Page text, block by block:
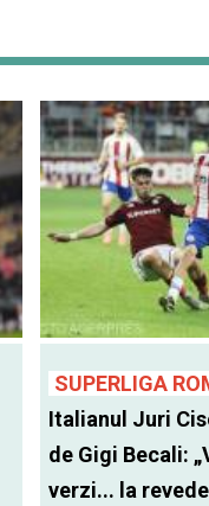
SUPERLIGA
Italianul Juri
de Gigi Becali:
verzi... la